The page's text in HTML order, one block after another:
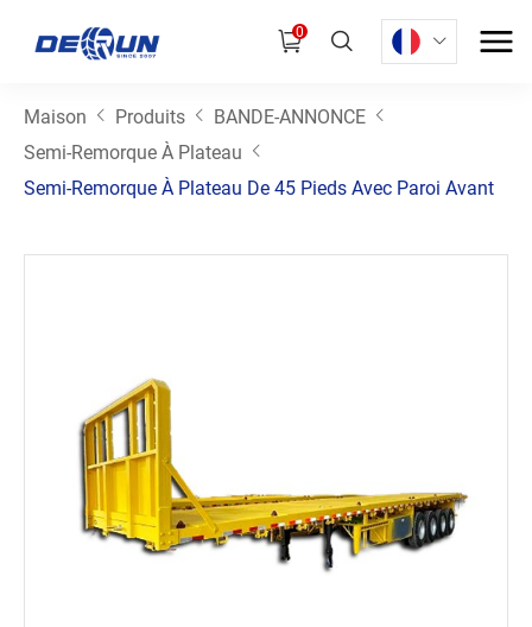
0
Maison Produits
BANDE-ANNONCE
Semi-Remorque À Plateau
Semi-Remorque À Plateau De 45 Pieds Avec Paroi Avant